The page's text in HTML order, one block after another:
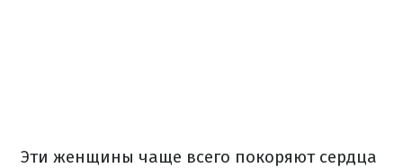
Эти женщины чаще всего покоряют сердца